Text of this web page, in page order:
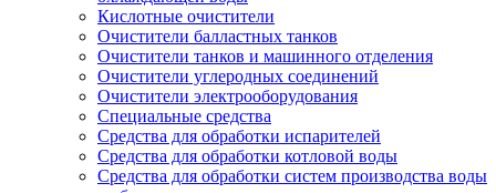
Кислотные очистители
Очистители балластных танков
Очистители танков и машинного отделения
Очистители углеродных соединений
Очистители электрооборудования
Специальные средства
Средства для обработки испарителей
Средства для обработки котловой воды
Средства для обработки систем производства воды